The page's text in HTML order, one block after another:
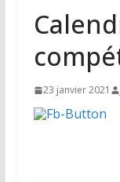
23 janvier 2021